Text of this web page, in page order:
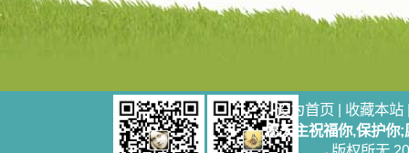
设为首页 | 收藏本站
愿天主祝福你,保护你